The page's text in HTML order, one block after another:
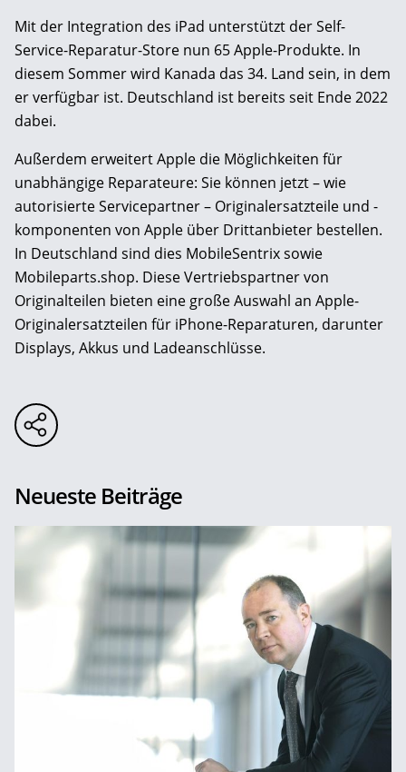
Mit der Integration des iPad unterstützt der Self-
Service-Reparatur-Store nun 65 Apple-Produkte. In
diesem Sommer wird Kanada das 34. Land sein, in dem
er verfügbar ist. Deutschland ist bereits seit Ende 2022
dabei.
Außerdem erweitert Apple die Möglichkeiten für
unabhängige Reparateure: Sie können jetzt – wie
autorisierte Servicepartner – Originalersatzteile und -
komponenten von Apple über Drittanbieter bestellen.
In Deutschland sind dies MobileSentrix sowie
Mobileparts.shop. Diese Vertriebspartner von
Originalteilen bieten eine große Auswahl an Apple-
Originalersatzteilen für iPhone-Reparaturen, darunter
Displays, Akkus und Ladeanschlüsse.
Neueste Beiträge